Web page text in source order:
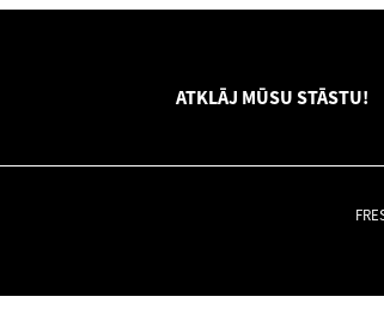
ATKLĀJ MŪSU STĀSTU!